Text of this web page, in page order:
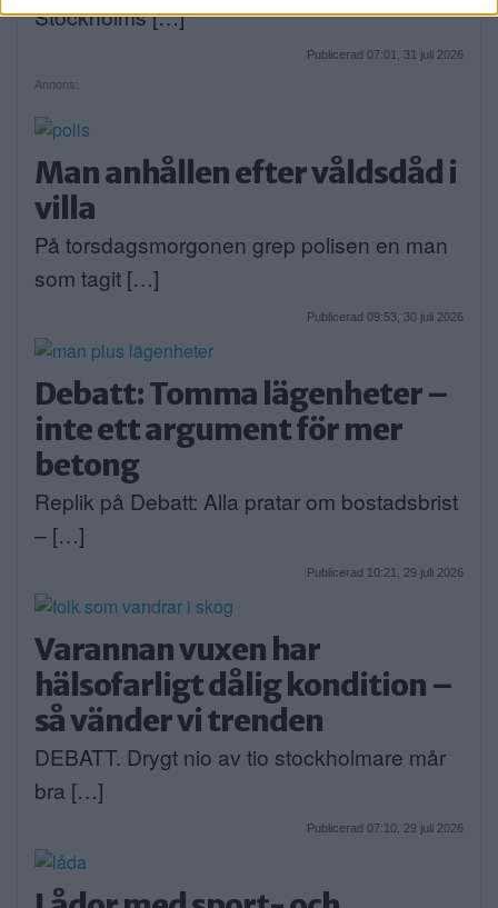
Stockholms […]
Publicerad 07:01, 31 juli 2026
Annons:
Man anhållen efter våldsdåd i
villa
På torsdagsmorgonen grep polisen en man
som tagit […]
Publicerad 09:53, 30 juli 2026
Debatt: Tomma lägenheter –
inte ett argument för mer
betong
Replik på Debatt: Alla pratar om bostadsbrist
– […]
Publicerad 10:21, 29 juli 2026
Varannan vuxen har
hälsofarligt dålig kondition –
så vänder vi trenden
DEBATT. Drygt nio av tio stockholmare mår
bra […]
Publicerad 07:10, 29 juli 2026